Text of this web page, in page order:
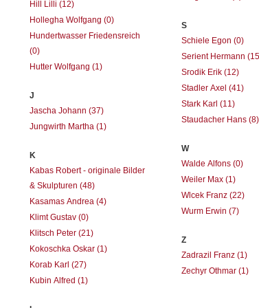
Hill Lilli (12)
Hollegha Wolfgang (0)
Hundertwasser Friedensreich
(0)
Hutter Wolfgang (1)
J
Jascha Johann (37)
Jungwirth Martha (1)
K
Kabas Robert - originale Bilder
& Skulpturen (48)
Kasamas Andrea (4)
Klimt Gustav (0)
Klitsch Peter (21)
Kokoschka Oskar (1)
Korab Karl (27)
Kubin Alfred (1)
S
Schiele Egon(0)
Serient Hermann
Srodik Erik(12)
Stadler Axel(41)
Stark Karl(11)
Staudacher Hans(8)
W
Walde Alfons(0)
Weiler Max(1)
Wlcek Franz(22)
Wurm Erwin(7)
Z
Zadrazil Franz(1)
Zechyr Othmar(1)